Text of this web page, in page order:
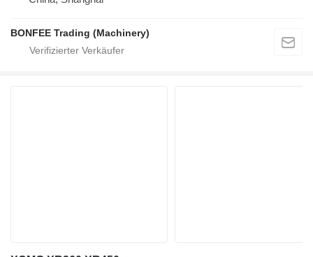
BONFEE Trading (Machinery)